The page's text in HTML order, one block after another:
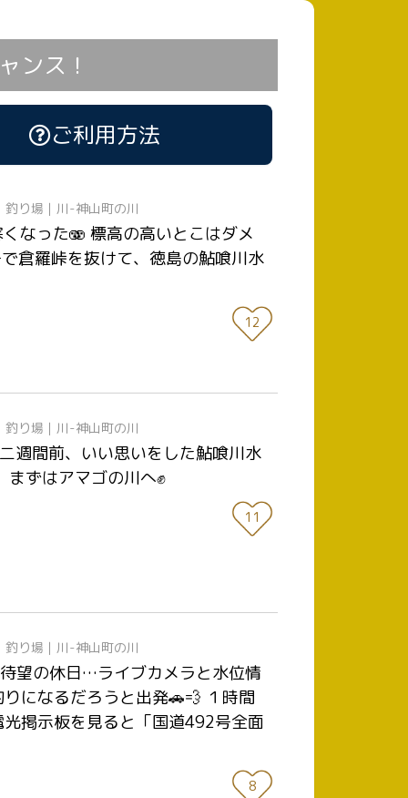
ンス！
ご利用方法
釣り場｜川-神山町の川
なった🫨 標高の高いとこはダメ
倉羅峠を抜けて、徳島の鮎喰川水
12
釣り場｜川-神山町の川
週間前、いい思いをした鮎喰川水
ずはアマゴの川へ✊
11
釣り場｜川-神山町の川
望の休日…ライブカメラと水位情
になるだろうと出発🚗💨 １時間
掲示板を見ると「国道492号全面
8